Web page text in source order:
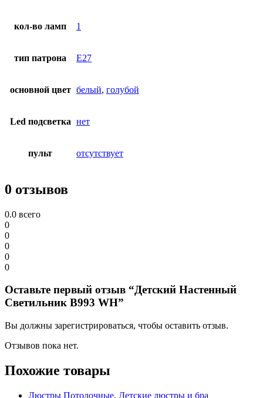
кол-во ламп 1
тип патрона E27
основной цвет белый, голубой
Led подсветка нет
пульт отсутствует
0 отзывов
0.0 всего
0
0
0
0
0
Оставьте первый отзыв “Детский Настенный
Светильник B993 WH”
Вы должны зарегистрироваться, чтобы оставить отзыв.
Отзывов пока нет.
Похожие товары
Люстры Потолочные, Детские люстры и бра